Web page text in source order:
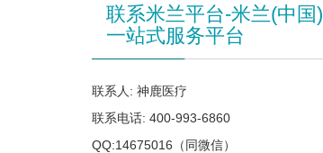
联系米兰平台-米兰(中国)
一站式服务平台
联系人: 神鹿医疗
联系电话: 400-993-6860
QQ:14675016（同微信）